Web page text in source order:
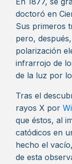
doctoró en
Sus primeros
pero,
polarización
infrarrojo de
de la luz por
Tras el
rayos X por
que éstos, al
catódicos en
hecho el
de esta